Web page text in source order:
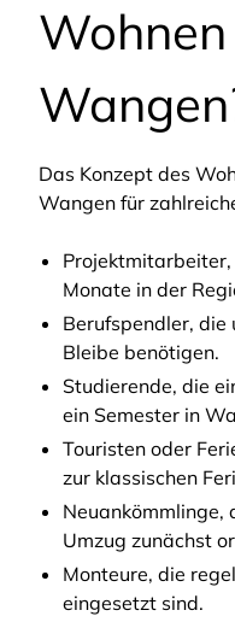
Das Konzept des
Wangen für
Monate in der
Berufspendler, die
Bleibe benötigen.
Studierende, die
ein Semester in
Touristen oder
zur klassischen
Neuankömmlinge,
Umzug zunächst
Monteure, die
eingesetzt sind.